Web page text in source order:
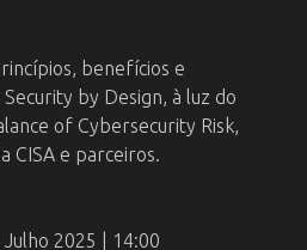
benefícios e
by Design, à luz do
of Cybersecurity Risk,
CISA e parceiros.
Julho 2025 | 14:00